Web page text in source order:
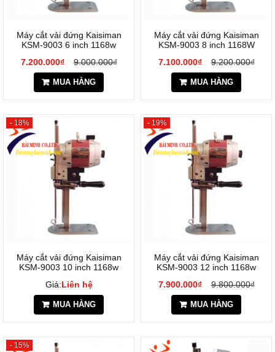
Máy cắt vải đứng Kaisiman
KSM-9003 6 inch 1168w
7.200.000₫
9.000.000₫
MUA HÀNG
Máy cắt vải đứng Kaisiman
KSM-9003 8 inch 1168W
7.100.000₫
9.200.000₫
MUA HÀNG
- 18%
Máy cắt vải đứng Kaisiman
KSM-9003 10 inch 1168w
Giá:Liên hệ
MUA HÀNG
- 19%
Máy cắt vải đứng Kaisiman
KSM-9003 12 inch 1168w
7.900.000₫
9.800.000₫
MUA HÀNG
- 15%